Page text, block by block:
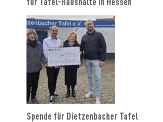
für Tafel-Haushalte in Hessen
Spende für Dietzenbacher Tafel